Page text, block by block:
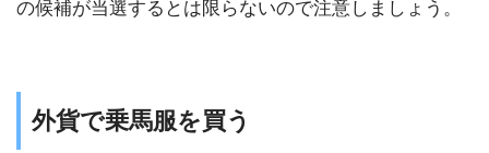
の候補が当選するとは限らないので注意しましょう。
外貨で乗馬服を買う